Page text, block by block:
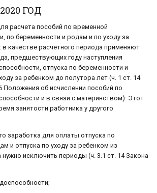
ГОД
расчета пособий по временной
по беременности и родам и по уходу за
качестве расчетного периода применяют
предшествующих году наступления
отпуска по беременности и
за ребенком до полутора лет (ч. 1 ст. 14
Положения об исчислении пособий по
и в связи с материнством). Этот
занятости работника у другого
заработка для оплаты отпуска по
и отпуска по уходу за ребенком из
нужно исключить периоды (ч. 3.1 ст. 14 Закона